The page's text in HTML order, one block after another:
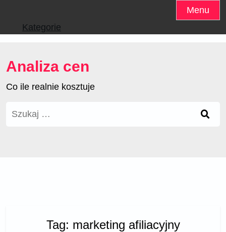
content
Menu
Kategorie
Analiza cen
Co ile realnie kosztuje
Szukaj:
Tag: marketing afiliacyjny